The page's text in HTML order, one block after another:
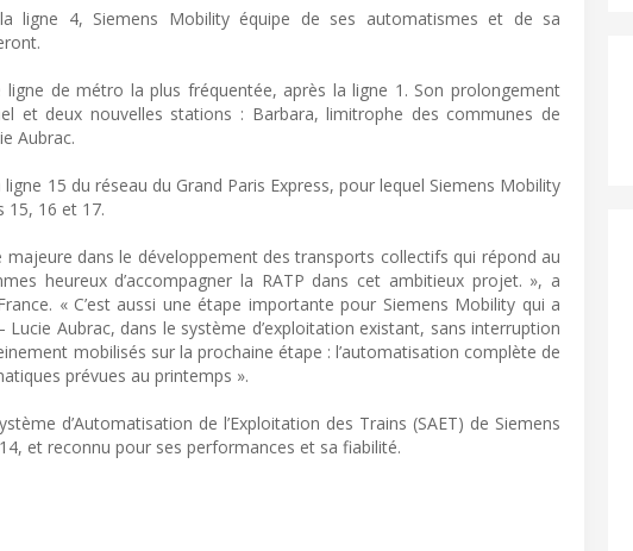
ligne 4, Siemens Mobility équipe de ses automatismes et de sa
de métro la plus fréquentée, après la ligne 1. Son prolongement
et deux nouvelles stations : Barbara, limitrophe des communes de
Aubrac.
15 du réseau du Grand Paris Express, pour lequel Siemens Mobility
15, 16 et 17.
dans le développement des transports collectifs qui répond au
heureux d’accompagner la RATP dans cet ambitieux projet. », a
« C’est aussi une étape importante pour Siemens Mobility qui a
Aubrac, dans le système d’exploitation existant, sans interruption
mobilisés sur la prochaine étape : l’automatisation complète de
prévues au printemps ».
d’Automatisation de l’Exploitation des Trains (SAET) de Siemens
et reconnu pour ses performances et sa fiabilité.